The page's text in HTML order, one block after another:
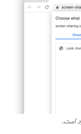
است.